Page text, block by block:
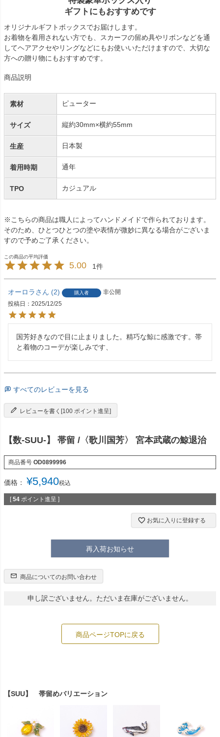
ギフトにもおすすめです
オリジナルギフトボックスでお届けします。
お着物を着用されない方でも、スカーフの留め具やリボンなどを通
してヘアアクセやリングなどにもお使いいただけますので、大切な
方への贈り物にもおすすめです。
商品説明
素材 ピューター
サイズ 縦約30mm×横約55mm
生産 日本製
着用時期 通年
TPO カジュアル
※こちらの商品は職人によってハンドメイドで作られております。
そのため、ひとつひとつの塗や表情が微妙に異なる場合がございま
すので予めご了承ください。
5.00 1
オーロラ 2 購入者
非公開
投稿日
2025/12/25
国芳好きなので目に止まりました。精巧な鯨に感激です。帯
と着物のコーデが楽しみです、
すべてのレビューを見る
レビューを書く[100 ポイント進呈]
【数-SUU-】 帯留 /〈歌川国芳〉 宮本武蔵の鯨退治
商品番号 OD0899996
価格： ¥5,940税込
[ 54 ポイント進呈 ]
お気に入りに登録する
再入荷お知らせ
商品についてのお問い合わせ
申し訳ございません。ただいま在庫がございません。
商品ページTOPに戻る
【SUU】 帯留めバリエーション